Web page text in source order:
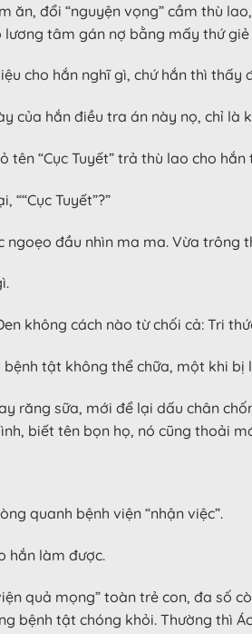
ăn, đổi “nguyện vọng” cầm thù
lương tâm gán nợ bằng mấy thứ giẻ
cho hắn nghĩ gì, chứ hắn thì thấy
của hắn điều tra án này nọ, chỉ
tên “Cục Tuyết” trả thù lao cho
““Cục Tuyết”?”
ngoẹo đầu nhìn ma ma. Vừa
không cách nào từ chối cả: Tri
tật không thể chữa, một khi
răng sữa, mới để lại dấu chân
biết tên bọn họ, nó cũng thoải
quanh bệnh viện “nhận việc”.
hắn làm được.
quả mọng” toàn trẻ con, đa số
bệnh tật chóng khỏi. Thường thì